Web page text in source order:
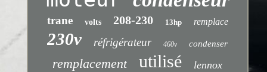
trane volts 208-230 13hp remplace
230v réfrigérateur 460v condenser
remplacement utilisé lennox